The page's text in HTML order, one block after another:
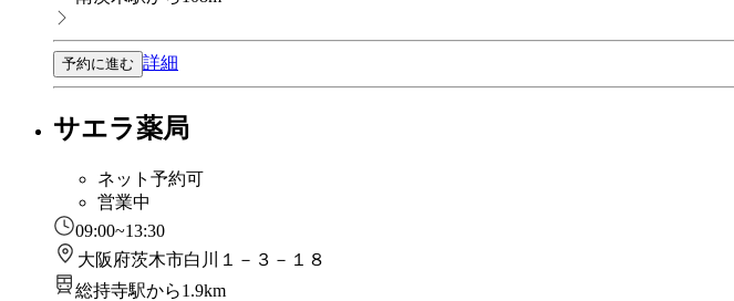
予約に進む 詳細
サエラ薬局
ネット予約可
営業中
09:00~13:30
大阪府茨木市白川１－３－１８
総持寺駅から1.9km